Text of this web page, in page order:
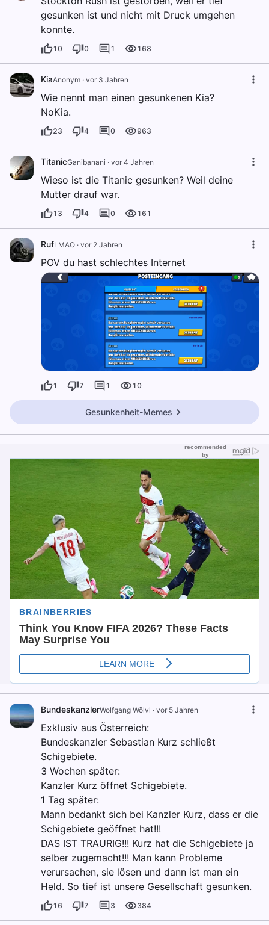
gesunken ist und nicht mit Druck umgehen
konnte.
10 0 1 168
KiaAnonym · vor 3 Jahren
Wie nennt man einen gesunkenen Kia?
NoKia.
23 4 0 963
TitanicGanibanani · vor 4 Jahren
Wieso ist die Titanic gesunken? Weil deine
Mutter drauf war.
13 4 0 161
RufLMAO · vor 2 Jahren
POV du hast schlechtes Internet
1 7 1 10
Gesunkenheit-Memes
BundeskanzlerWolfgang Wölvl · vor 5 Jahren
Exklusiv aus Österreich:
Bundeskanzler Sebastian Kurz schließt
Schigebiete.
3 Wochen später:
Kanzler Kurz öffnet Schigebiete.
1 Tag später:
Mann bedankt sich bei Kanzler Kurz, dass er die
Schigebiete geöffnet hat!!!
DAS IST TRAURIG!!! Kurz hat die Schigebiete ja
selber zugemacht!!! Man kann Probleme
verursachen, sie lösen und dann ist man ein
Held. So tief ist unsere Gesellschaft gesunken.
16 7 3 384